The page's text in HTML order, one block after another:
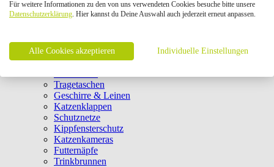
Intelligenzspielzeug
Laserpointer & Elektrospielzeug
Clicker & Target Sticks für Katzen
Weiteres Katzenspielzeug
Transportboxen
Tragetaschen
Geschirre & Leinen
Katzenklappen
Schutznetze
Kippfensterschutz
Katzenkameras
Futternäpfe
Trinkbrunnen
Für weitere Informationen zu den von uns verwendeten Cookies besuche bitte unsere
Datenschutzerklärung. Hier kannst du Deine Auswahl auch jederzeit erneut anpassen.
Alle Cookies akzeptieren Individuelle Einstellungen